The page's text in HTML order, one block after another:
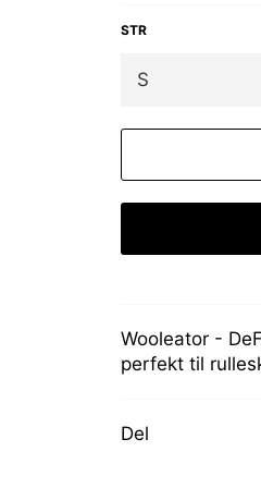
STR
Wooleator -
perfekt til
Del